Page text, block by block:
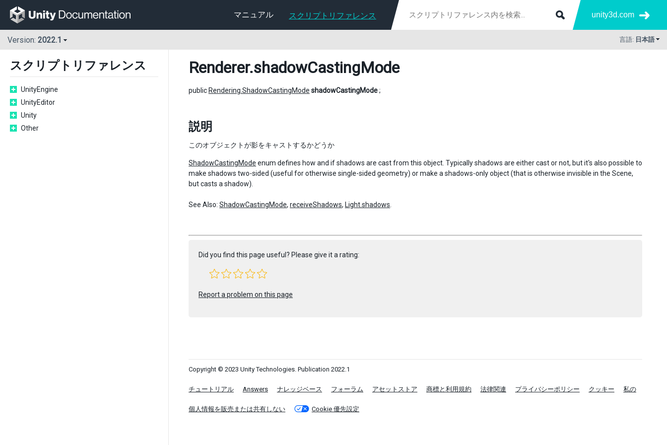
マニュアル スクリプトリファレンス unity3d.com
Version: 2022.1 言語: 日本語
スクリプトリファレンス
UnityEngine
UnityEditor
Unity
Other
Renderer.shadowCastingMode
public Rendering.ShadowCastingMode shadowCastingMode;
説明
このオブジェクトが影をキャストするかどうか
ShadowCastingMode enum defines how and if shadows are cast from this object. Typically shadows are either cast or not, but it's also possible to
make shadows two-sided (useful for otherwise single-sided geometry) or make a shadows-only object (that is otherwise invisible in the Scene,
but casts a shadow).
See Also: ShadowCastingMode, receiveShadows, Light.shadows
Did you find this page useful? Please give it a rating:
Report a problem on this page
Copyright © 2023 Unity Technologies. Publication 2022.1
チュートリアル Answers ナレッジベース フォーラム アセットストア 商標と利用規約 法律関連 プライバシーポリシー クッキー 私の
個人情報を販売または共有しない Cookie 優先設定